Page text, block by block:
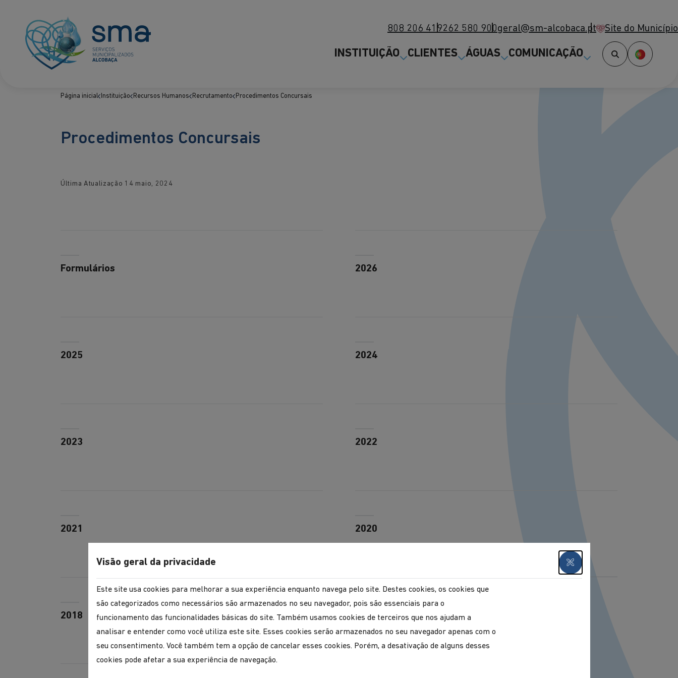
808 206 419262 580 900geral@sm-alcobaca.pt Site do Município
INSTITUIÇÃO CLIENTES ÁGUAS COMUNICAÇÃO
Página inicial Instituição Recursos Humanos Recrutamento Procedimentos Concursais
Procedimentos Concursais
Última Atualização 14 maio, 2024
Formulários 2026
2025 2024
2023 2022
2021 2020
2018
Visão geral da privacidade
Este site usa cookies para melhorar a sua experiência enquanto navega pelo site. Destes cookies, os cookies que
são categorizados como necessários são armazenados no seu navegador, pois são essenciais para o
funcionamento das funcionalidades básicas do site. Também usamos cookies de terceiros que nos ajudam a
analisar e entender como você utiliza este site. Esses cookies serão armazenados no seu navegador apenas com o
seu consentimento. Você também tem a opção de cancelar esses cookies. Porém, a desativação de alguns desses
cookies pode afetar a sua experiência de navegação.